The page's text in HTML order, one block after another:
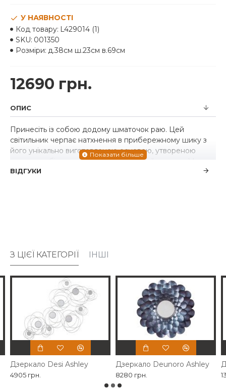
12690 грн.
У НАЯВНОСТІ
Код товару: L429014 (1)
SKU: 001350
Розміри: д.38см ш.23см в.69см
ОПИС
Принесіть із собою додому шматочок раю. Цей
світильник черпає натхнення в прибережному шику з
його унікально виготовленою основою, утвореною
шматками білого алебастру. Як модний вперед. Має
дефект.
ВІДГУКИ
З ЦІЄЇ КАТЕГОРІЇ ІНШІ
Дзеркало Desi Ashley
4905 грн.
Дзеркало Deunoro Ashley
8280 грн.